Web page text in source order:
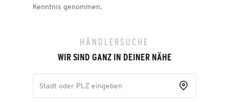
Kenntnis genommen.
HÄNDLERSUCHE
WIR SIND GANZ IN DEINER NÄHE